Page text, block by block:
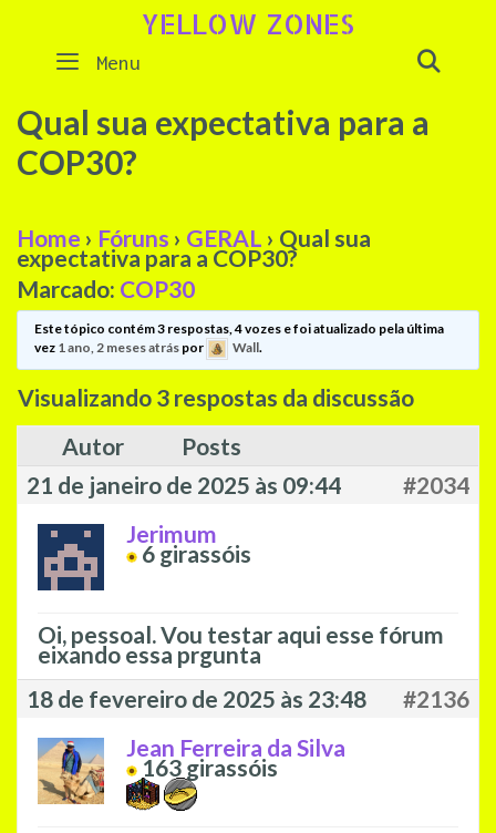
content
YELLOW ZONES
Menu
Qual sua expectativa para a
COP30?
Home › Fóruns › GERAL › Qual sua
expectativa para a COP30?
Marcado: COP30
Este tópico contém 3 respostas, 4 vozes e foi atualizado pela última
vez 1 ano, 2 meses atráspor Wall.
Visualizando 3 respostas da discussão
Autor
Posts
21 de janeiro de 2025 às 09:44
#2034
Jerimum
6 girassóis
Oi, pessoal. Vou testar aqui esse fórum
eixando essa prgunta
18 de fevereiro de 2025 às 23:48
#2136
Jean Ferreira da Silva
163 girassóis